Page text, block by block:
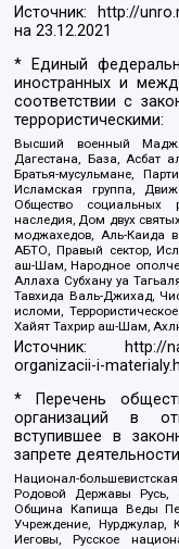
Источник: http://
на23.12.2021
* Единый
иностранных и
соответствии с
террористическими:
Высший военный
Дагестана, База, Асбат
Братья-мусульмане,
Исламская группа,
Общество социальных
наследия, Дом двух
моджахедов, Аль-Каида
АБТО, Правый сектор,
аш-Шам, Народное
Аллаха Субхану уа
Тавхида Валь-Джихад,
исломи,
Хайят Тахрир аш-Шам,
Источник:
http://
organizacii-i-
* Перечень
организаций в
вступившее в
запрете
Национал-
Родовой Державы Русь,
Община Капища Веды
Учреждение, Нурджулар,
Иеговы, Русское